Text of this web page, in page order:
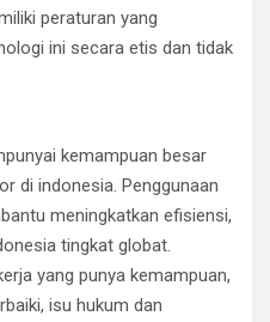
peraturan yang
ini secara etis dan tidak
kemampuan besar
di indonesia. Penggunaan
meningkatkan efisiensi,
tingkat globat.
yang punya kemampuan,
isu hukum dan